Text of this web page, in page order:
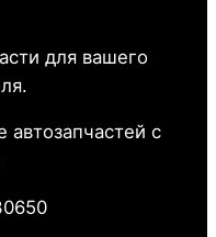
для вашего
с